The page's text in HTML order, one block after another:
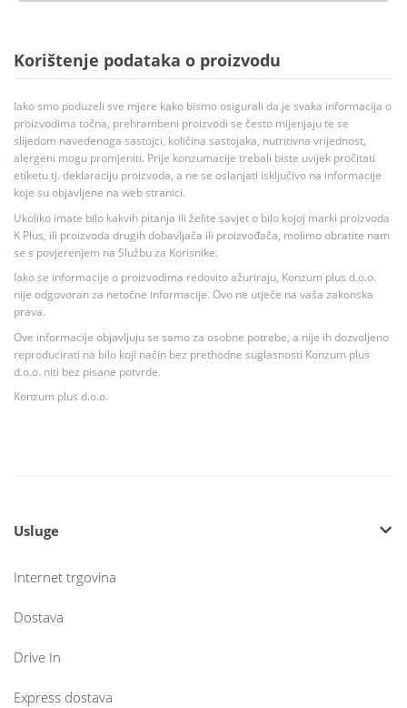
Korištenje podataka o proizvodu
Iako smo poduzeli sve mjere kako bismo osigurali da je svaka informacija o
proizvodima točna, prehrambeni proizvodi se često mijenjaju te se
slijedom navedenoga sastojci, količina sastojaka, nutritivna vrijednost,
alergeni mogu promjeniti. Prije konzumacije trebali biste uvijek pročitati
etiketu tj. deklaraciju proizvoda, a ne se oslanjati isključivo na informacije
koje su objavljene na web stranici.
Ukoliko imate bilo kakvih pitanja ili želite savjet o bilo kojoj marki proizvoda
K Plus, ili proizvoda drugih dobavljača ili proizvođača, molimo obratite nam
se s povjerenjem na Službu za Korisnike.
Iako se informacije o proizvodima redovito ažuriraju, Konzum plus d.o.o.
nije odgovoran za netočne informacije. Ovo ne utječe na vaša zakonska
prava.
Ove informacije objavljuju se samo za osobne potrebe, a nije ih dozvoljeno
reproducirati na bilo koji način bez prethodne suglasnosti Konzum plus
d.o.o. niti bez pisane potvrde.
Konzum plus d.o.o.
Usluge
Internet trgovina
Dostava
Drive In
Express dostava